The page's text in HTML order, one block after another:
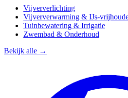
Vijververlichting
Vijververwarming & IJs-
Tuinbewatering & Irrigatie
Zwembad & Onderhoud
Bekijk alle →